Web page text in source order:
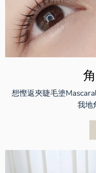
想慳返夾睫毛塗
我地